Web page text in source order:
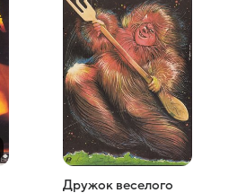
Дружок веселого